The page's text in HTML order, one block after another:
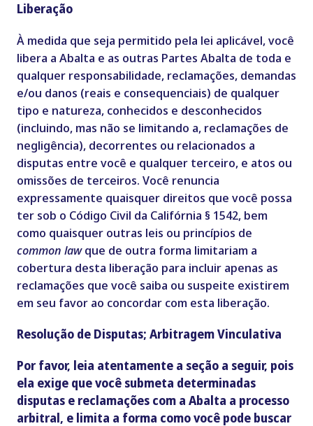
Liberação
À medida que seja permitido pela lei aplicável, você
libera a Abalta e as outras Partes Abalta de toda e
qualquer responsabilidade, reclamações, demandas
e/ou danos (reais e consequenciais) de qualquer
tipo e natureza, conhecidos e desconhecidos
(incluindo, mas não se limitando a, reclamações de
negligência), decorrentes ou relacionados a
disputas entre você e qualquer terceiro, e atos ou
omissões de terceiros. Você renuncia
expressamente quaisquer direitos que você possa
ter sob o Código Civil da Califórnia § 1542, bem
como quaisquer outras leis ou princípios de
common lawque de outra forma limitariam a
cobertura desta liberação para incluir apenas as
reclamações que você saiba ou suspeite existirem
em seu favor ao concordar com esta liberação.
Resolução de Disputas; Arbitragem Vinculativa
Por favor, leia atentamente a seção a seguir, pois
ela exige que você submeta determinadas
disputas e reclamações com a Abalta a processo
arbitral, e limita a forma como você pode buscar